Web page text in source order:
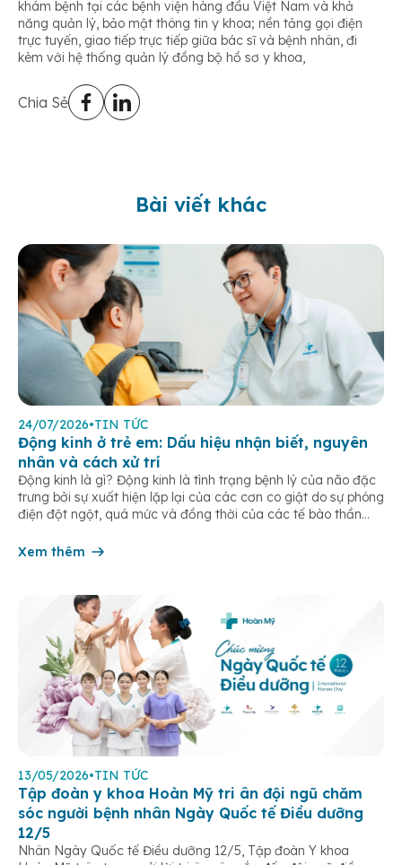
khám bệnh tại các bệnh viện hàng đầu Việt Nam và khả
năng quản lý, bảo mật thông tin y khoa; nền tảng gọi điện
trực tuyến, giao tiếp trực tiếp giữa bác sĩ và bệnh nhân, đi
kèm với hệ thống quản lý đồng bộ hồ sơ y khoa,
Chia Sẻ
Bài viết khác
24/07/2026•TIN TỨC
Động kinh ở trẻ em: Dấu hiệu nhận biết, nguyên
nhân và cách xử trí
Động kinh là gì? Động kinh là tình trạng bệnh lý của não đặc
trưng bởi sự xuất hiện lặp lại của các cơn co giật do sự phóng
điện đột ngột, quá mức và đồng thời của các tế bào thần
Xem thêm
13/05/2026•TIN TỨC
Tập đoàn y khoa Hoàn Mỹ tri ân đội ngũ chăm
sóc người bệnh nhân Ngày Quốc tế Điều dưỡng
12/5
Nhân Ngày Quốc tế Điều dưỡng 12/5, Tập đoàn Y khoa